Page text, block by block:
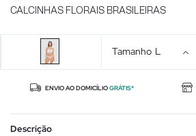
CALCINHAS FLORAIS BRASILEIRAS
Tamanho L
ENVIO AO DOMICÍLIOGRÁTIS*
Descrição